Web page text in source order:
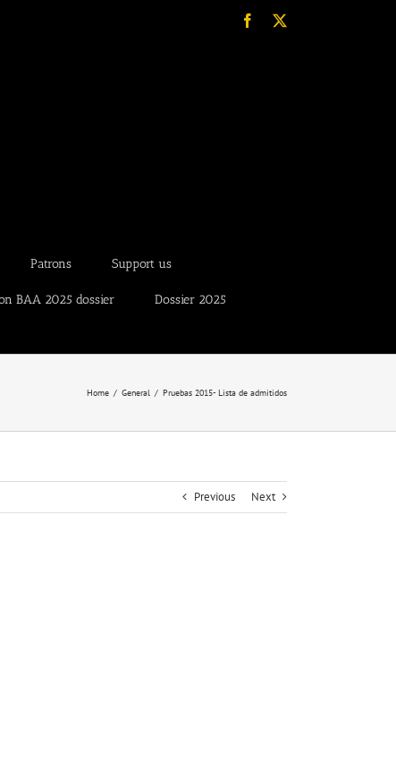
Facebook
Patrons Support us
BAA 2025 dossier Dossier 2025
Home General Pruebas 2015- Lista de admitidos
Previous Next